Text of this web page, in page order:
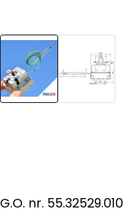
nr. 55.32529.010